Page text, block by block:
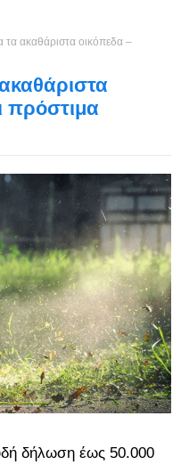
τα ακαθάριστα οικόπεδα –
πρόστιμα
δήλωση έως 50.000